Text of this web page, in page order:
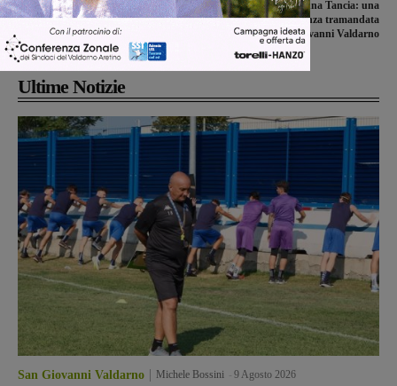
Incidente in bicicletta a Piandisco’:
68enne all’ospedale
Il miracolo di Monna Tancia: una
storia di fede e speranza tramandata
nei secoli a San Giovanni Valdarno
Ultime Notizie
San Giovanni Valdarno Michele Bossini 9 Agosto 2026